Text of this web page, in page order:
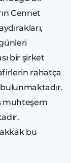
Cennet
bir şirket
rahatça
muhteşem
bu